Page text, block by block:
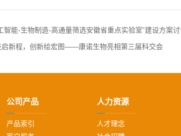
智能-生物制造-高通量筛选安徽省重点实验室”建设方案
启新程，创新绘宏图——康诺生物亮相第三届科交会
公司产品
产品索引
人力资源
人才理念